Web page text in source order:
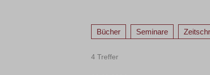
Bücher Seminare
4 Treffer